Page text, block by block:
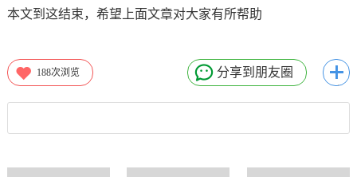
本文到这结束，希望上面文章对大家有所帮助
188次浏览 分享到朋友圈